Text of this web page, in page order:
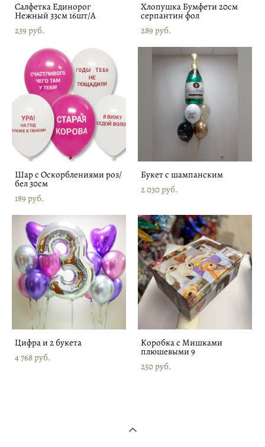
Салфетка Единорог
Нежный 33см 16шт/А
239 pуб.
Хлопушка Бумфети 20см
серпантин фол
289 pуб.
Шар с Оскорблениями роз/
бел 30см
189 pуб.
Букет с шампанским
2 030 pуб.
Цифра и 2 букета
4 768 pуб.
Коробка с Мишками
плюшевыми 9
250 pуб.